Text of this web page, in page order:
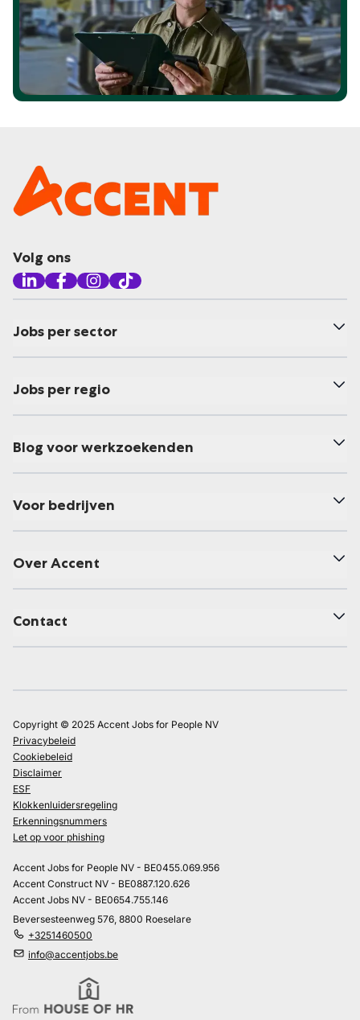
Volg ons
Jobs per sector
Jobs per regio
Blog voor werkzoekenden
Voor bedrijven
Over Accent
Contact
Copyright © 2025 Accent Jobs for People NV
Privacybeleid
Cookiebeleid
Disclaimer
ESF
Klokkenluidersregeling
Erkenningsnummers
Let op voor phishing
Accent Jobs for People NV - BE0455.069.956
Accent Construct NV - BE0887.120.626
Accent Jobs NV - BE0654.755.146
Beversesteenweg 576, 8800 Roeselare
+3251460500
info@accentjobs.be